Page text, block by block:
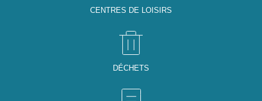
CENTRES DE LOISIRS
DÉCHETS